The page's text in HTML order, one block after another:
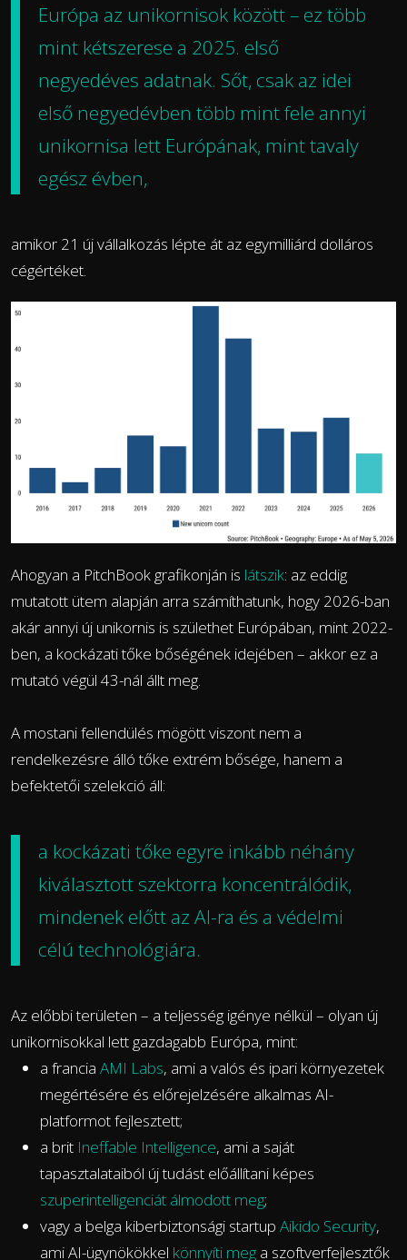
Európa az unikornisok között – ez több
mint kétszerese a 2025. első
negyedéves adatnak. Sőt, csak az idei
első negyedévben több mint fele annyi
unikornisa lett Európának, mint tavaly
egész évben,
amikor 21 új vállalkozás lépte át az egymilliárd dolláros
cégértéket.
Ahogyan a PitchBook grafikonján is látszik: az eddig
mutatott ütem alapján arra számíthatunk, hogy 2026-ban
akár annyi új unikornis is születhet Európában, mint 2022-
ben, a kockázati tőke bőségének idejében – akkor ez a
mutató végül 43-nál állt meg.
A mostani fellendülés mögött viszont nem a
rendelkezésre álló tőke extrém bősége, hanem a
befektetői szelekció áll:
a kockázati tőke egyre inkább néhány
kiválasztott szektorra koncentrálódik,
mindenek előtt az AI-ra és a védelmi
célú technológiára.
Az előbbi területen – a teljesség igénye nélkül – olyan új
unikornisokkal lett gazdagabb Európa, mint:
a francia AMI Labs, ami a valós és ipari környezetek
megértésére és előrejelzésére alkalmas AI-
platformot fejlesztett;
a brit Ineffable Intelligence, ami a saját
tapasztalataiból új tudást előállítani képes
szuperintelligenciát álmodott meg;
vagy a belga kiberbiztonsági startup Aikido Security,
ami AI-ügynökökkel könnyíti meg a szoftverfejlesztők